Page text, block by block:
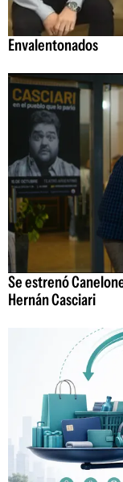
Envalentonados
Se estrenó
Hernán Casciari